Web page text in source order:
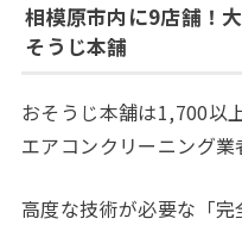
相模原市内に9店舗！
そうじ本舗
おそうじ本舗は1,700以
エアコンクリーニング業
高度な技術が必要な「